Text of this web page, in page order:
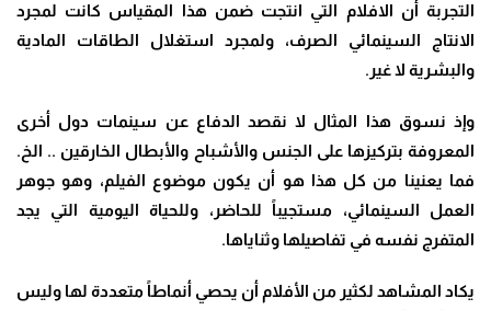
التجربة أن الافلام التي انتجت ضمن هذا المقياس كانت لمجرد
الانتاج السينمائي الصرف، ولمجرد استغلال الطاقات المادية
والبشرية لا غير .
وإذ نسوق هذا المثال لا نقصد الدفاع عن سينمات دول أخرى
المعروفة بتركيزها على الجنس والأشباح والأبطال الخارقين .. الخ.
فما يعنينا من كل هذا هو أن يكون موضوع الفيلم، وهو جوهر
العمل السينمائي، مستجيباً للحاضر، وللحياة اليومية التي يجد
المتفرج نفسه في تفاصيلها وثناياها.
يكاد المشاهد لكثير من الأفلام أن يحصي أنماطاً متعددة لها وليس